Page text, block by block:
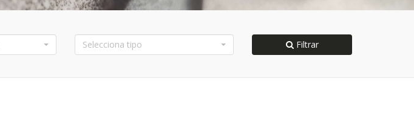
Selecciona tipo Filtrar